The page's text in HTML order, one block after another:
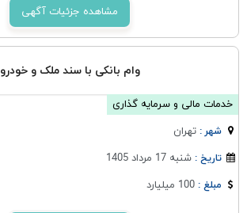
مشاهده جزئیات آگهی
وام بانکی با سند ملک و خودرو
خدمات مالی و سرمایه گذاری
شهر :تهران
تاریخ :شنبه 17 مرداد 1405
مبلغ :100 میلیارد